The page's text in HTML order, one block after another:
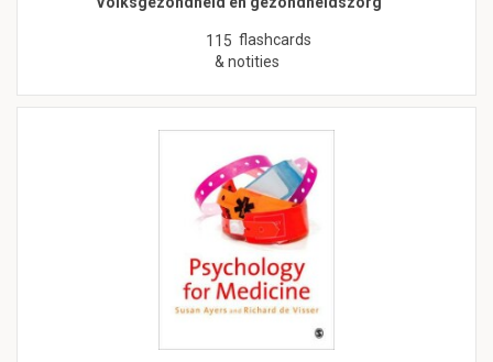
115 flashcards
& notities